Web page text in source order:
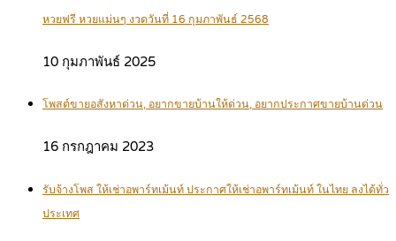
หวยฟรี หวยแม่นๆ งวดวันที่ 16 กุมภาพันธ์ 2568
10 กุมภาพันธ์ 2025
โพสต์ขายอสังหาด่วน, อยากขายบ้านให้ด่วน, อยากประกาศขายบ้านด่วน
16 กรกฎาคม 2023
รับจ้างโพส ให้เช่าอพาร์ทเม้นท์ ประกาศให้เช่าอพาร์ทเม้นท์ ในไทย ลงได้ทั่ว
ประเทศ